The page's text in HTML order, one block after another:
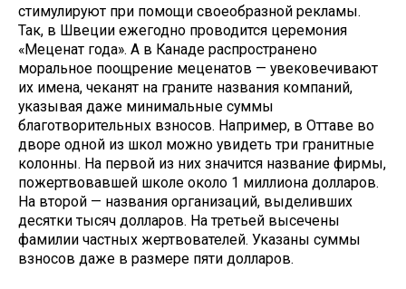
стимулируют при помощи своеобразной рекламы.
Так, в Швеции ежегодно проводится церемония
«Меценат года». А в Канаде распространено
моральное поощрение меценатов — увековечивают
их имена, чеканят на граните названия компаний,
указывая даже минимальные суммы
благотворительных взносов. Например, в Оттаве во
дворе одной из школ можно увидеть три гранитные
колонны. На первой из них значится название фирмы,
пожертвовавшей школе около 1 миллиона долларов.
На второй — названия организаций, выделивших
десятки тысяч долларов. На третьей высечены
фамилии частных жертвователей. Указаны суммы
взносов даже в размере пяти долларов.